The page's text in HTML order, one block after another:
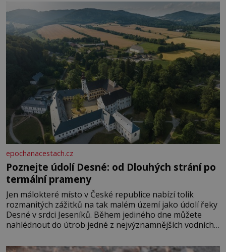
epochanacestach.cz
Poznejte údolí Desné: od Dlouhých strání po
termální prameny
Jen málokteré místo v České republice nabízí tolik
rozmanitých zážitků na tak malém území jako údolí řeky
Desné v srdci Jeseníků. Během jediného dne můžete
nahlédnout do útrob jedné z nejvýznamnějších vodních
se na koloběžce a den zakončit poznáváním památek ve